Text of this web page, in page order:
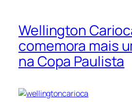
Wellington
comemora mais
na Copa Paulista